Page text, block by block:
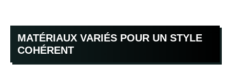
MATÉRIAUX VARIÉS POUR UN STYLE
COHÉRENT